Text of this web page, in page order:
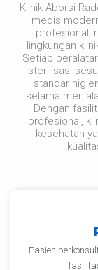
Klinik Aborsi
medis
profesional,
lingkungan
Setiap
sterilisasi
standar
selama
Dengan
profesional,
kesehatan
Pasien